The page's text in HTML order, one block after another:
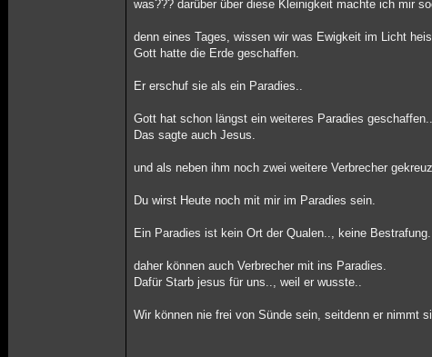
was??? darüber über diese Kleinigkeit machte ich mir
denn eines Tages, wissen wir was Ewigkeit im Licht
Gott hatte die Erde geschaffen.
Er erschuf sie als ein Paradies..
Gott hat schon längst ein weiteres Paradies
Das sagte auch Jesus.
und als neben ihm noch zwei weitere Verbrecher
Du wirst Heute noch mit mir im Paradies sein.
Ein Paradies ist kein Ort der Qualen.., keine
daher können auch Verbrecher mit ins Paradies.
Dafür Starb jesus für uns.., weil er wusste..
Wir können nie frei von Sünde sein, seitdenn er nimmt